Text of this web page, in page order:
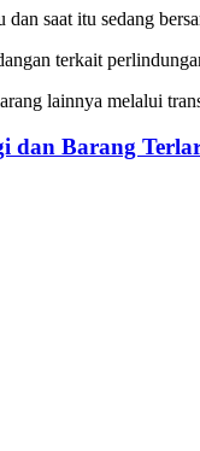
saat itu sedang
terkait
lainnya melalui
dan Barang